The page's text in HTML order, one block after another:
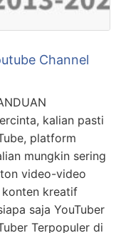
Channel
kalian pasti
platform
mungkin sering
video-video
konten kreatif
saja YouTuber
Terpopuler di